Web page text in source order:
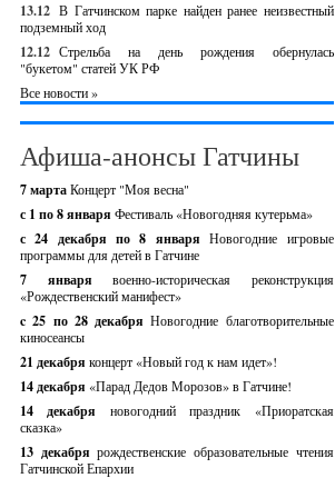
13.12 В Гатчинском парке найден ранее неизвестный
подземный ход
12.12 Стрельба на день рождения обернулась
"букетом" статей УК РФ
Все новости »
Афиша-анонсы Гатчины
7 мартаКонцерт "Моя весна"
с 1 по 8 января Фестиваль «Новогодняя кутерьма»
с 24 декабря по 8 январяНовогодние игровые
программы для детей в Гатчине
7 январявоенно-историческая реконструкция
«Рождественский манифест»
c 25 по 28 декабряНовогодние благотворительные
киносеансы
21 декабря концерт «Новый год к нам идет»!
14 декабря «Парад Дедов Морозов» в Гатчине!
14 декабря новогодний праздник «Приоратская
сказка»
13 декабрярождественские образовательные чтения
Гатчинской Епархии